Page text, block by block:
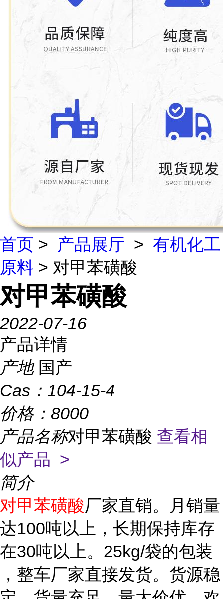
首页 > 产品展厅 > 有机化工
原料 > 对甲苯磺酸
对甲苯磺酸
2022-07-16
产品详情
产地 国产
Cas： 104-15-4
价格： 8000
产品名称对甲苯磺酸 查看相
似产品 >
简介
对甲苯磺酸厂家直销。月销量
达100吨以上，长期保持库存
在30吨以上。25kg/袋的包装
，整车厂家直接发货。货源稳